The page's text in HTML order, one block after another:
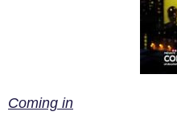
Coming in